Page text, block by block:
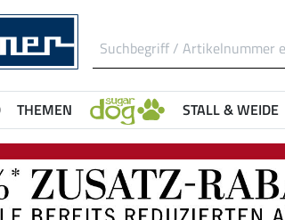
THEMEN STALL & WEIDE